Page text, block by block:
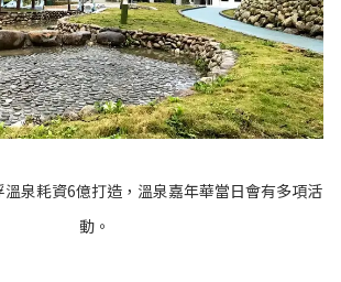
泉耗資6億打造，溫泉嘉年華當日會有多項活
動。